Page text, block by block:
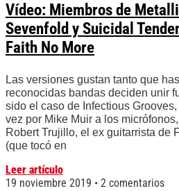
Vídeo: Miembros de
Sevenfold y Suicidal
Faith No More
Las versiones gustan tanto que
reconocidas bandas deciden unir
sido el caso de Infectious
vez por Mike Muir a los
Robert Trujillo, el ex guitarrista de
(que tocó en
Leer artículo
19 noviembre 2019
2 comentarios